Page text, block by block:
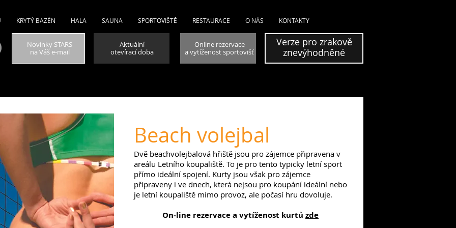
KRYTÝ BAZÉN HALA SAUNA SPORTOVIŠTĚ RESTAURACE O NÁS KONTAKTY
Online rezervace
a vytíženost sportovišť
Verze pro zrakově
znevýhodněné
Novinky STARS
na Váš e-mail
Aktuální
otevírací doba
Beach volejbal
Dvě beachvolejbalová hřiště jsou pro zájemce připravena v
areálu Letního koupaliště. To je pro tento typicky letní sport
přímo ideální spojení. Kurty jsou však pro zájemce
připraveny i ve dnech, která nejsou pro koupání ideální nebo
je letní koupaliště mimo provoz, ale počasí hru dovoluje.
On-line rezervace a vytíženost kurtů zde